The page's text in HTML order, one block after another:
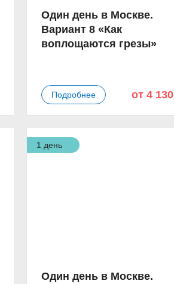
Один день в Москве.
Вариант 8 «Как
воплощаются грезы»
Подробнее от 4 130
1 день
Один день в Москве.